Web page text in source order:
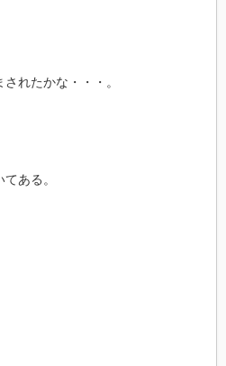
れたかな・・・。
ある。